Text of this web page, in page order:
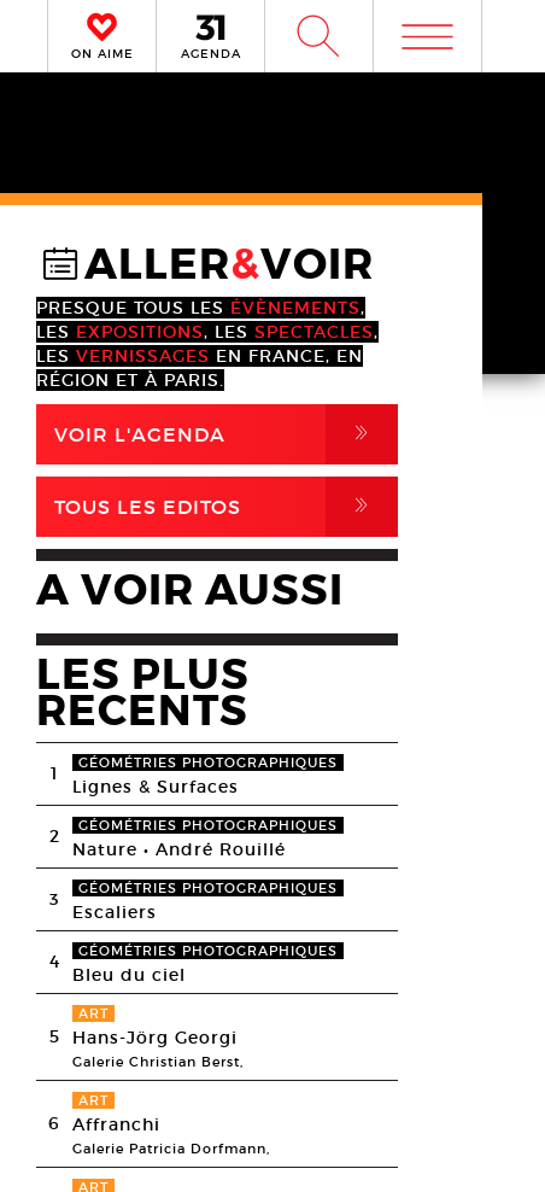
ON AIME AGENDA W m
@ALLER&VOIR
PRESQUE TOUS LES ÉVÈNEMENTS,
LES EXPOSITIONS, LES SPECTACLES,
LES VERNISSAGES EN FRANCE, EN
RÉGION ET À PARIS.
VOIR L'AGENDA ,
TOUS LES EDITOS ,
A VOIR AUSSI
LES PLUS
RECENTS
1 GÉOMÉTRIES PHOTOGRAPHIQUES
Lignes & Surfaces
2 GÉOMÉTRIES PHOTOGRAPHIQUES
Nature • André Rouillé
3 GÉOMÉTRIES PHOTOGRAPHIQUES
Escaliers
4 GÉOMÉTRIES PHOTOGRAPHIQUES
Bleu du ciel
5
ART
Hans-Jörg Georgi
Galerie Christian Berst,
6
ART
Affranchi
Galerie Patricia Dorfmann,
ART